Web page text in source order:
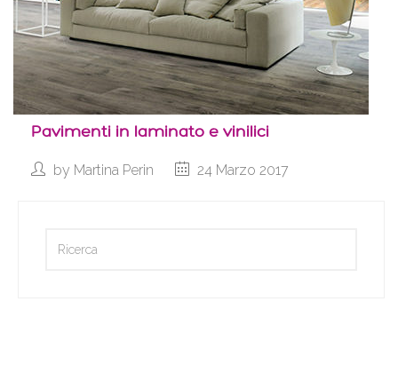
Pavimenti in laminato e vinilici
by Martina Perin 24 Marzo 2017